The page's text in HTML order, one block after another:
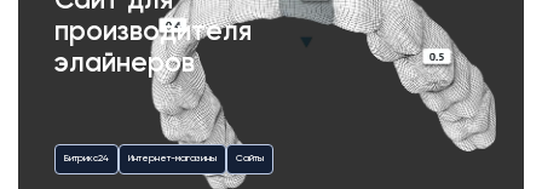
производителя
элайнеров
Битрикс24 Интернет-магазины Сайты